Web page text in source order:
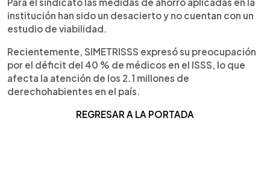
institución han sido un desacierto y no cuentan con un
estudio de viabilidad.
Recientemente, SIMETRISSS expresó su preocupación
por el déficit del 40 % de médicos en el ISSS, lo que
afecta la atención de los 2.1 millones de
derechohabientes en el país.
REGRESAR A LA PORTADA